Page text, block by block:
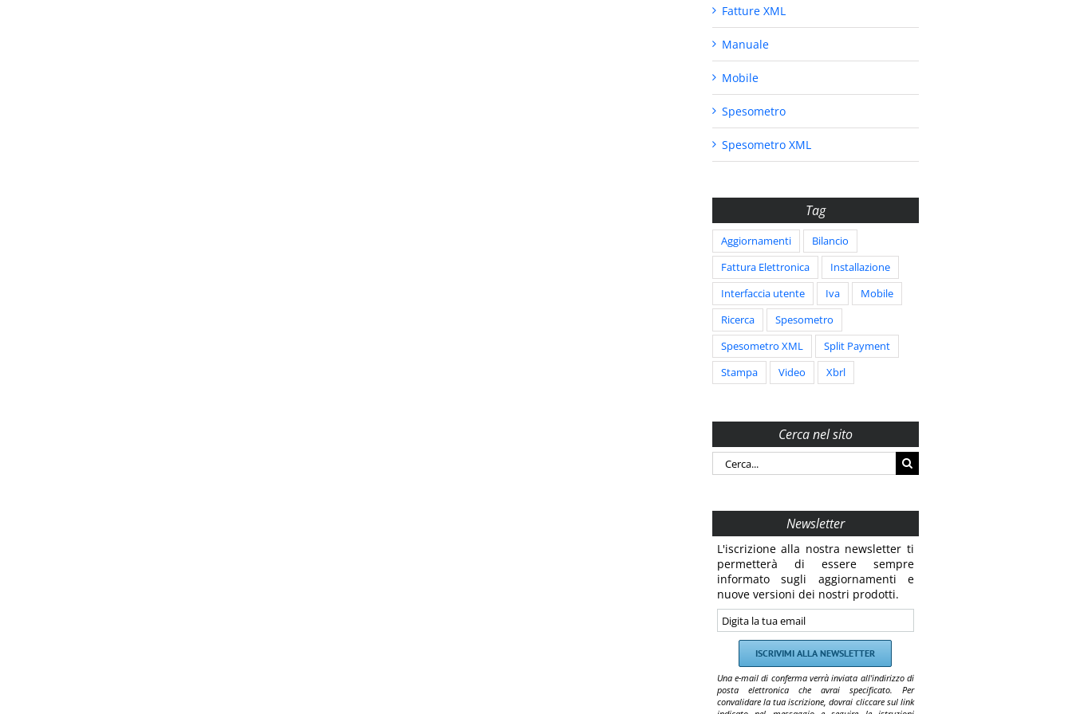
Fatture XML
Manuale
Mobile
Spesometro
Spesometro XML
Tag
Aggiornamenti
Bilancio
Fattura Elettronica
Installazione
Interfaccia utente
Iva
Mobile
Ricerca
Spesometro
Spesometro XML
Split Payment
Stampa
Video Xbrl
Cerca nel sito
Cerca
per:
Newsletter
L'iscrizione alla nostra newsletter ti
permetterà di essere sempre
informato sugli aggiornamenti e
nuove versioni dei nostri prodotti.
Una e-mail di conferma verrà inviata all'indirizzo di
posta elettronica che avrai specificato. Per
convalidare la tua iscrizione, dovrai cliccare sul link